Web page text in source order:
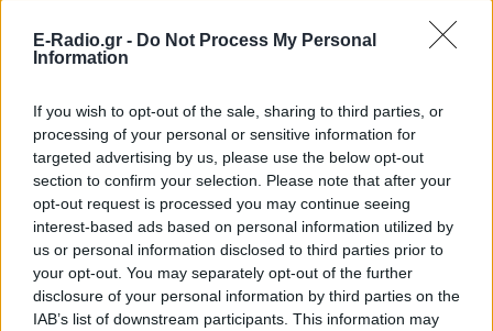
E-Radio.gr - Do Not Process My Personal
Information
If you wish to opt-out of the sale, sharing to third parties, or
processing of your personal or sensitive information for
targeted advertising by us, please use the below opt-out
section to confirm your selection. Please note that after your
opt-out request is processed you may continue seeing
interest-based ads based on personal information utilized by
us or personal information disclosed to third parties prior to
your opt-out. You may separately opt-out of the further
disclosure of your personal information by third parties on the
IAB’s list of downstream participants. This information may
Για να έχεις μια ακόμη πιο ολοκληρωμένη εικόνα για
όλα τα παραπάνω, τσέκαρε και το βιντεάκι του
μάστορα εδώ: